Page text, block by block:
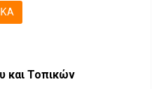
και Τοπικών